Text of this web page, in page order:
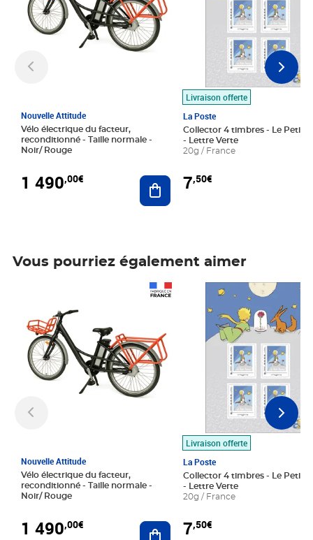
Nouvelle Attitude
Vélo électrique du facteur,
reconditionné - Taille normale -
Noir/ Rouge
1 490,00€ Ajouter au panier
Livraison offerte
La Poste
Collector 4 timbres - Le Petit
- Lettre Verte
20g / France
7,50€
Vous pourriez également aimer
Nouvelle Attitude
Vélo électrique du facteur,
reconditionné - Taille normale -
Noir/ Rouge
1 490,00€ Ajouter au panier
Livraison offerte
La Poste
Collector 4 timbres - Le Petit
- Lettre Verte
20g / France
7,50€
Prix 7,50€